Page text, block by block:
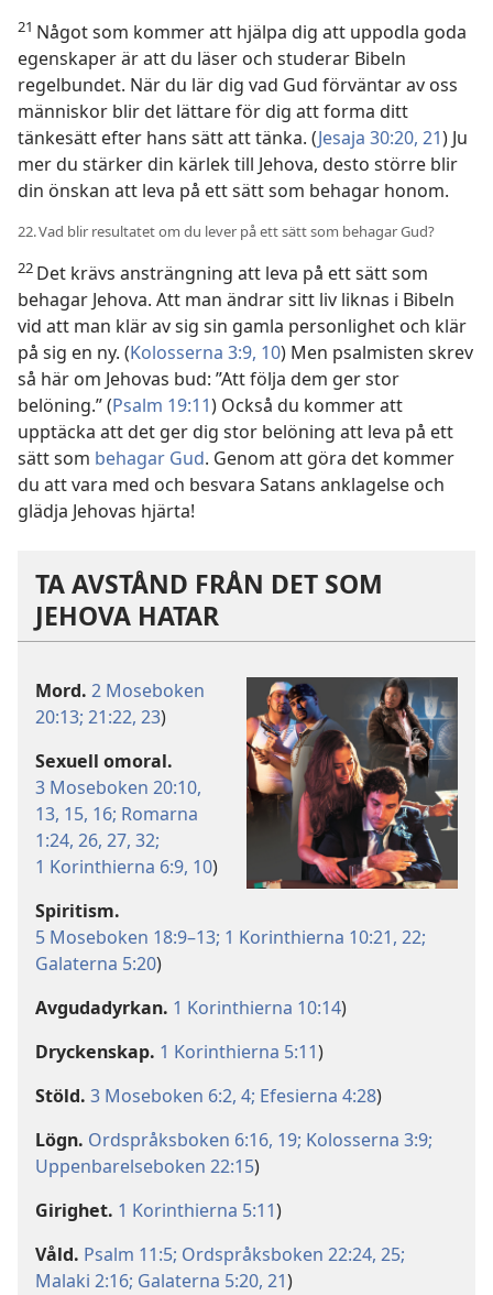
21 Något som kommer att hjälpa dig att uppodla goda
egenskaper är att du läser och studerar Bibeln
regelbundet. När du lär dig vad Gud förväntar av oss
människor blir det lättare för dig att forma ditt
tänkesätt efter hans sätt att tänka. (Jesaja 30:20, 21) Ju
mer du stärker din kärlek till Jehova, desto större blir
din önskan att leva på ett sätt som behagar honom.
22. Vad blir resultatet om du lever på ett sätt som behagar Gud?
22 Det krävs ansträngning att leva på ett sätt som
behagar Jehova. Att man ändrar sitt liv liknas i Bibeln
vid att man klär av sig sin gamla personlighet och klär
på sig en ny. (Kolosserna 3:9, 10) Men psalmisten skrev
så här om Jehovas bud: ”Att följa dem ger stor
belöning.” (Psalm 19:11) Också du kommer att
upptäcka att det ger dig stor belöning att leva på ett
sätt som behagar Gud. Genom att göra det kommer
du att vara med och besvara Satans anklagelse och
glädja Jehovas hjärta!
TA AVSTÅND FRÅN DET SOM
JEHOVA HATAR
Mord. 2 Moseboken
20:13; 21:22, 23)
Sexuell omoral.
3 Moseboken 20:10,
13, 15, 16; Romarna
1:24, 26, 27, 32;
1 Korinthierna 6:9, 10)
Spiritism.
5 Moseboken 18:9–13; 1 Korinthierna 10:21, 22;
Galaterna 5:20)
Avgudadyrkan. 1 Korinthierna 10:14)
Dryckenskap. 1 Korinthierna 5:11)
Stöld. 3 Moseboken 6:2, 4; Efesierna 4:28)
Lögn. Ordspråksboken 6:16, 19; Kolosserna 3:9;
Uppenbarelseboken 22:15)
Girighet. 1 Korinthierna 5:11)
Våld. Psalm 11:5; Ordspråksboken 22:24, 25;
Malaki 2:16; Galaterna 5:20, 21)